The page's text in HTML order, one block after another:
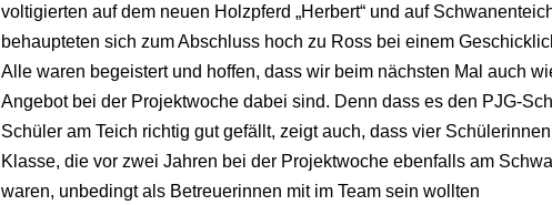
voltigierten auf dem neuen Holzpferd „Herbert“ und auf
behaupteten sich zum Abschluss hoch zu Ross bei einem
Alle waren begeistert und hoffen, dass wir beim nächsten Mal auch
Angebot bei der Projektwoche dabei sind. Denn dass es den PJG-
Schüler am Teich richtig gut gefällt, zeigt auch, dass vier
Klasse, die vor zwei Jahren bei der Projektwoche ebenfalls am
waren, unbedingt als Betreuerinnen mit im Team sein wollten